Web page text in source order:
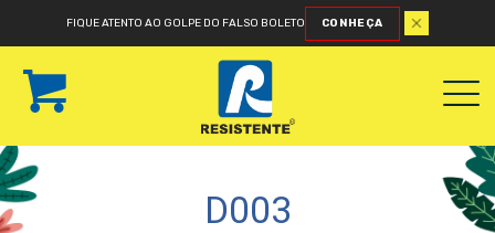
FIQUE ATENTO AO GOLPE DO FALSO BOLETO CONHEÇA
D003